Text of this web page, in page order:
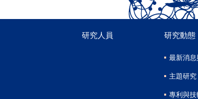
研究人員 研究動態
最新消
主題研究
專利與技